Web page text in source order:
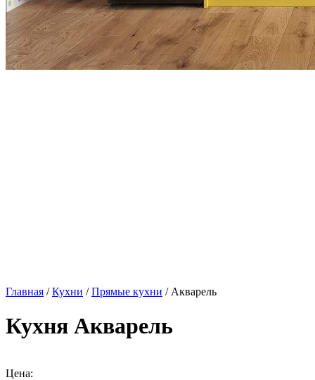
Главная /Кухни /Прямые кухни / Акварель
Кухня Акварель
Цена: